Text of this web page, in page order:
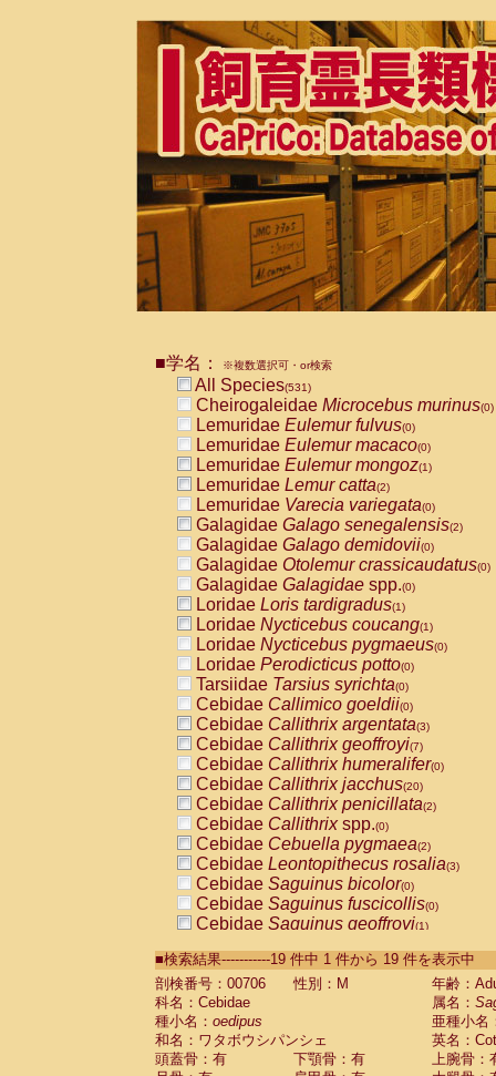
■学名： ※複数選択可・or検索
All Species(531)
Cheirogaleidae Microcebus murinus(0)
Lemuridae Eulemur fulvus(0)
Lemuridae Eulemur macaco(0)
Lemuridae Eulemur mongoz(1)
Lemuridae Lemur catta(2)
Lemuridae Varecia variegata(0)
Galagidae Galago senegalensis(2)
Galagidae Galago demidovii(0)
Galagidae Otolemur crassicaudatus(0)
Galagidae Galagidae spp.(0)
Loridae Loris tardigradus(1)
Loridae Nycticebus coucang(1)
Loridae Nycticebus pygmaeus(0)
Loridae Perodicticus potto(0)
Tarsiidae Tarsius syrichta(0)
Cebidae Callimico goeldii(0)
Cebidae Callithrix argentata(3)
Cebidae Callithrix geoffroyi(7)
Cebidae Callithrix humeralifer(0)
Cebidae Callithrix jacchus(20)
Cebidae Callithrix penicillata(2)
Cebidae Callithrixspp.(0)
Cebidae Cebuella pygmaea(2)
Cebidae Leontopithecus rosalia(3)
Cebidae Saguinus bicolor(0)
Cebidae Saguinus fuscicollis(0)
Cebidae Saguinus geoffroyi(1)
CebidaeSaguinus labiatus(0)
Cebidae Saguinus leucopus (4)
Cebidae
Cebidae
CebidaeSaguinus nigricollis (13)
Cebidae Saguinus oedipus
■検索結果-----------19 件中 1 件から 19 件を表示中
剖検番号：00706
性別：M
年齢：
科名：Cebidae
属名：
種小名： oedipus
亜種小名
和名：ワタボウシパンシェ
英名：
頭蓋骨：有
下顎骨：有
上腕骨：